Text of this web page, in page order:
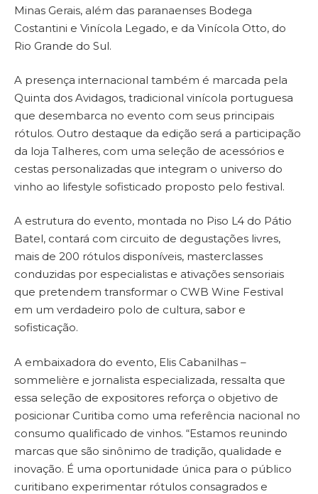
Minas Gerais, além das paranaenses Bodega
Costantini e Vinícola Legado, e da Vinícola Otto, do
Rio Grande do Sul.
A presença internacional também é marcada pela
Quinta dos Avidagos, tradicional vinícola portuguesa
que desembarca no evento com seus principais
rótulos. Outro destaque da edição será a participação
da loja Talheres, com uma seleção de acessórios e
cestas personalizadas que integram o universo do
vinho ao lifestyle sofisticado proposto pelo festival.
A estrutura do evento, montada no Piso L4 do Pátio
Batel, contará com circuito de degustações livres,
mais de 200 rótulos disponíveis, masterclasses
conduzidas por especialistas e ativações sensoriais
que pretendem transformar o CWB Wine Festival
em um verdadeiro polo de cultura, sabor e
sofisticação.
A embaixadora do evento, Elis Cabanilhas –
sommelière e jornalista especializada, ressalta que
essa seleção de expositores reforça o objetivo de
posicionar Curitiba como uma referência nacional no
consumo qualificado de vinhos. “Estamos reunindo
marcas que são sinônimo de tradição, qualidade e
inovação. É uma oportunidade única para o público
curitibano experimentar rótulos consagrados e